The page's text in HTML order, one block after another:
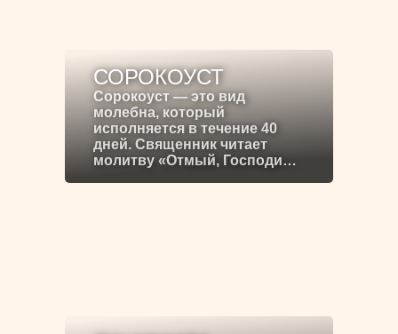
СОРОКОУСТ
Сорокоуст — это вид
молебна, который
исполняется в течение 40
дней. Священник читает
молитву «Отмый, Господи…